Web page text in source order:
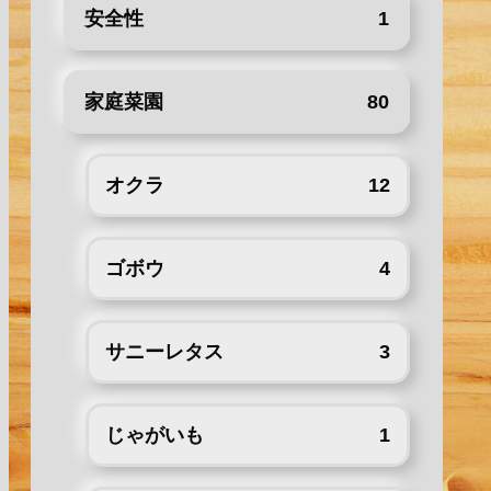
安全性 1
家庭菜園 80
オクラ 12
ゴボウ 4
サニーレタス 3
じゃがいも 1